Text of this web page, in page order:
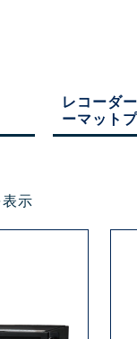
レコーダ
ーマット
示